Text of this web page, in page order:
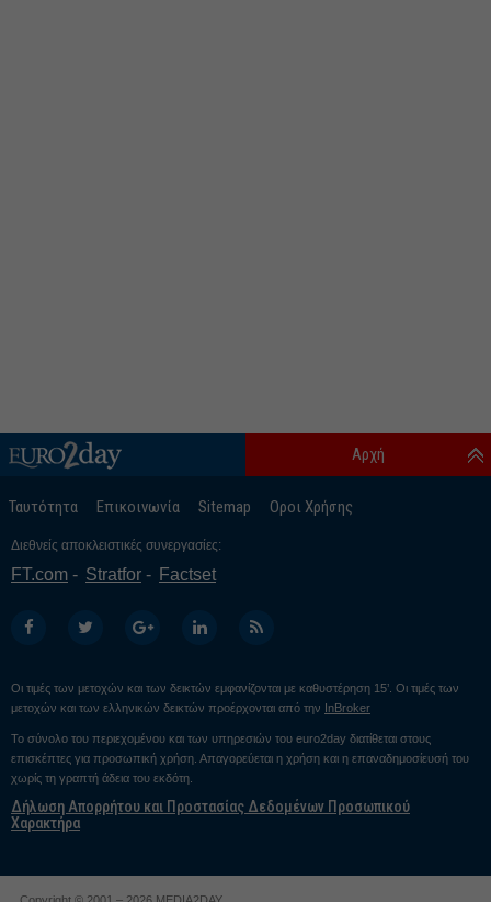
Ταυτότητα Επικοινωνία Sitemap Οροι Χρήσης
Αρχή
Διεθνείς αποκλειστικές συνεργασίες:
FT.com Stratfor Factset
Οι τιμές των μετοχών και των δεικτών εμφανίζονται με καθυστέρηση 15’. Οι τιμές των
μετοχών και των ελληνικών δεικτών προέρχονται από την InBroker
Το σύνολο του περιεχομένου και των υπηρεσιών του euro2day διατίθεται στους
επισκέπτες για προσωπική χρήση. Απαγορεύεται η χρήση και η επαναδημοσίευσή του
χωρίς τη γραπτή άδεια του εκδότη.
Δήλωση Απορρήτου και Προστασίας Δεδομένων Προσωπικού
Χαρακτήρα